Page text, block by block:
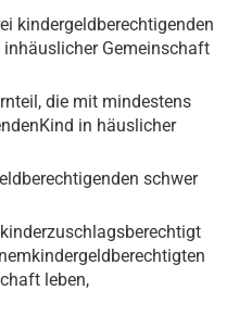
kindergeldberechtigenden
inhäuslicher Gemeinschaft
die mit mindestens
in häuslicher
schwer
leben,